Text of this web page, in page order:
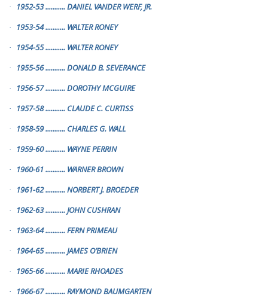
· 1952-53...........DANIEL VANDER WERF, JR.
· 1953-54........... WALTER RONEY
· 1954-55........... WALTER RONEY
· 1955-56...........DONALD B. SEVERANCE
· 1956-57...........DOROTHY MCGUIRE
· 1957-58........... CLAUDE C. CURTISS
· 1958-59........... CHARLES G. WALL
· 1959-60........... WAYNE PERRIN
· 1960-61........... WARNER BROWN
· 1961-62...........NORBERT J. BROEDER
· 1962-63...........JOHN CUSHRAN
· 1963-64...........FERN PRIMEAU
· 1964-65...........JAMES O’BRIEN
· 1965-66...........MARIE RHOADES
· 1966-67...........RAYMOND BAUMGARTEN